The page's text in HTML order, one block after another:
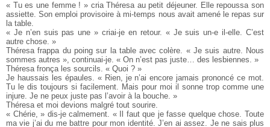
« Tu es une femme ! » cria Théresa au petit déjeuner. Elle repoussa son
assiette. Son emploi provisoire à mi-temps nous avait amené le repas sur
la table.
« Je n’en suis pas une » criai-je en retour. « Je suis un-e il-elle. C’est
autre chose. »
Théresa frappa du poing sur la table avec colère. « Je suis autre. Nous
sommes autres », continuai-je. « On n’est pas juste… des lesbiennes. »
Théresa fronça les sourcils. « Quoi ? »
Je haussais les épaules. « Rien, je n’ai encore jamais prononcé ce mot.
Tu le dis toujours si facilement. Mais pour moi il sonne trop comme une
injure. Je ne peux juste pas l’avoir à la bouche. »
Théresa et moi devions malgré tout sourire.
« Chérie, » dis-je calmement. « Il faut que je fasse quelque chose. Toute
ma vie j’ai du me battre pour mon identité. J’en ai assez. Je ne sais plus